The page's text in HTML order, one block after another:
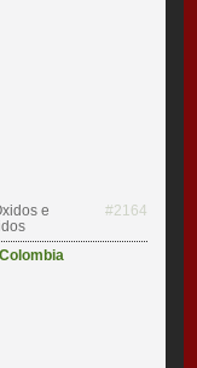
e
#2164
Colombia